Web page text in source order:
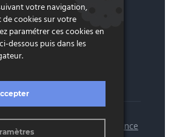
Finance 2022 - Réalisation
Agence
votre navigation,
cookies sur votre
paramétrer ces cookies en
dessous puis dans les